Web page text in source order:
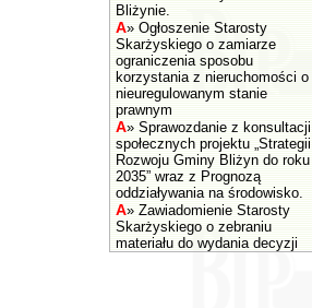
Bliżynie.
A» Ogłoszenie Starosty
Skarżyskiego o zamiarze
ograniczenia sposobu
korzystania z nieruchomości o
nieuregulowanym stanie
prawnym
A» Sprawozdanie z konsultacji
społecznych projektu „Strategii
Rozwoju Gminy Bliżyn do roku
2035” wraz z Prognozą
oddziaływania na środowisko.
A» Zawiadomienie Starosty
Skarżyskiego o zebraniu
materiału do wydania decyzji